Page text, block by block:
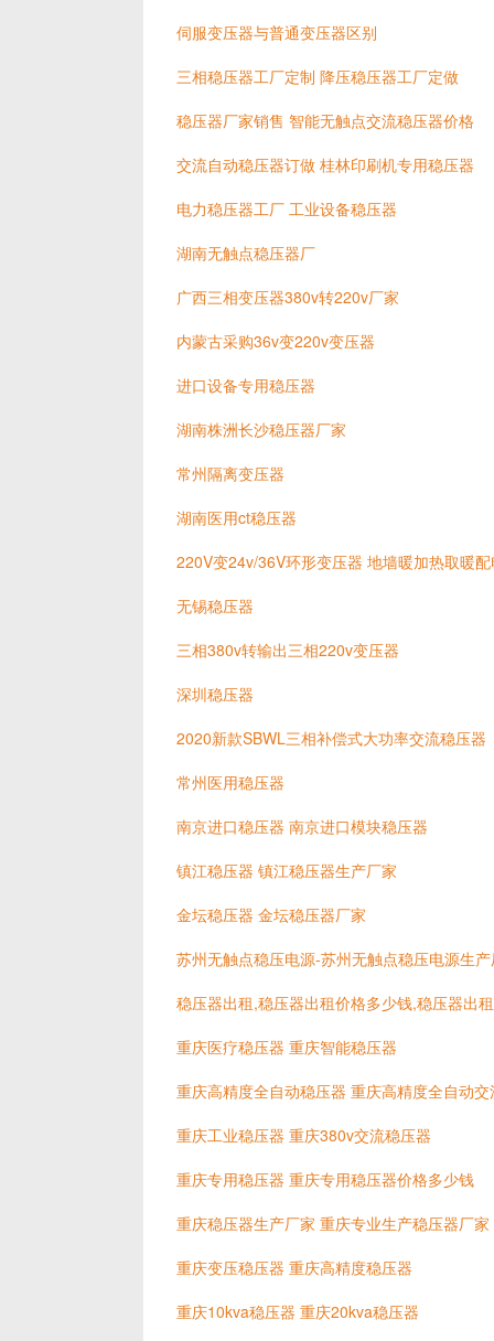
伺服变压器与普通变压器区别
三相稳压器工厂定制 降压稳压器工厂定做
稳压器厂家销售 智能无触点交流稳压器价格
交流自动稳压器订做 桂林印刷机专用稳压器
电力稳压器工厂 工业设备稳压器
湖南无触点稳压器厂
广西三相变压器380v转220v厂家
内蒙古采购36v变220v变压器
进口设备专用稳压器
湖南株洲长沙稳压器厂家
常州隔离变压器
湖南医用ct稳压器
220V变24v/36V环形变压器 地墙暖加热取暖
无锡稳压器
三相380v转输出三相220v变压器
深圳稳压器
2020新款SBWL三相补偿式大功率交流稳压器
常州医用稳压器
南京进口稳压器 南京进口模块稳压器
镇江稳压器 镇江稳压器生产厂家
金坛稳压器 金坛稳压器厂家
苏州无触点稳压电源-苏州无触点稳压电源生
稳压器出租,稳压器出租价格多少钱,稳压器出
重庆医疗稳压器 重庆智能稳压器
重庆高精度全自动稳压器 重庆高精度全自动
重庆工业稳压器 重庆380v交流稳压器
重庆专用稳压器 重庆专用稳压器价格多少钱
重庆稳压器生产厂家 重庆专业生产稳压器厂家
重庆变压稳压器 重庆高精度稳压器
重庆10kva稳压器 重庆20kva稳压器